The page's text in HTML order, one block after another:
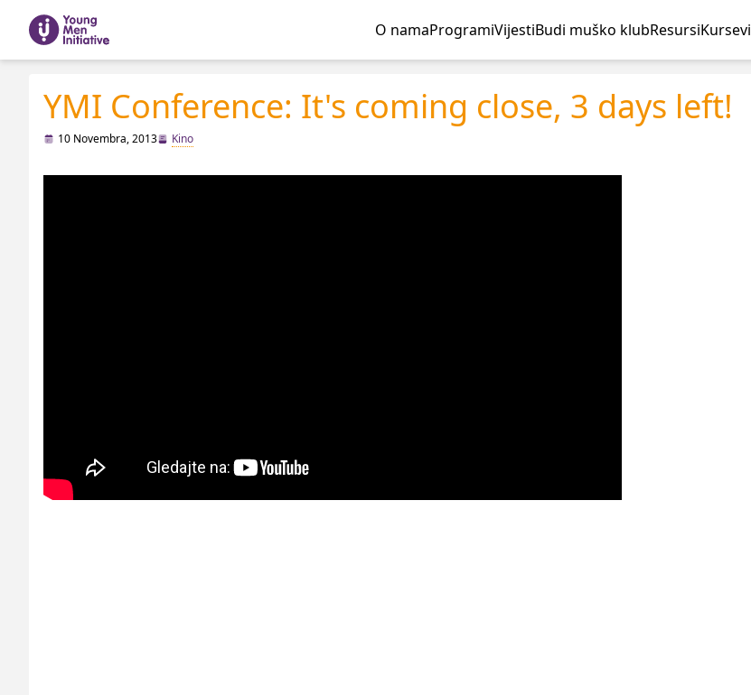
O namaProgramiVijestiBudi muško klubResursiKursevi
YMI Conference: It's coming close, 3 days left!
10 Novembra, 2013 Kino